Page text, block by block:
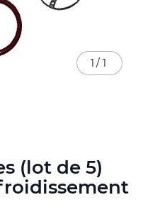
(lot de 5)
1 / 1